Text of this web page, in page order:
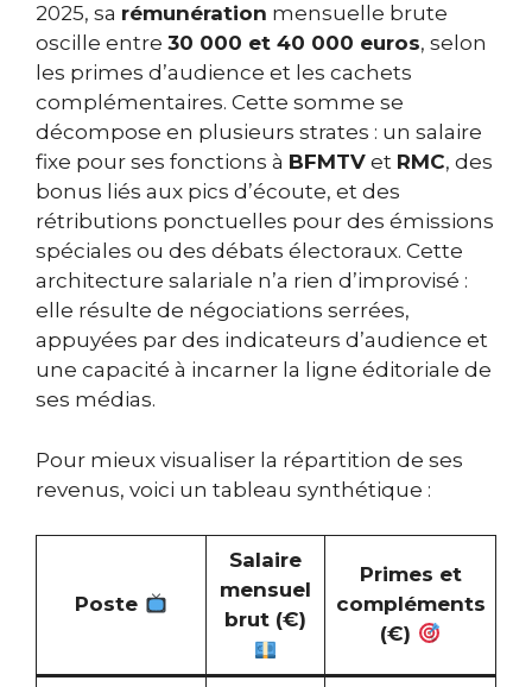
2025, sa rémunération mensuelle brute
oscille entre 30 000 et 40 000 euros, selon
les primes d’audience et les cachets
complémentaires. Cette somme se
décompose en plusieurs strates : un salaire
fixe pour ses fonctions à BFMTV et RMC, des
bonus liés aux pics d’écoute, et des
rétributions ponctuelles pour des émissions
spéciales ou des débats électoraux. Cette
architecture salariale n’a rien d’improvisé :
elle résulte de négociations serrées,
appuyées par des indicateurs d’audience et
une capacité à incarner la ligne éditoriale de
ses médias.
Pour mieux visualiser la répartition de ses
revenus, voici un tableau synthétique :
Poste
Salaire
mensuel
brut (€)
Primes et
compléments
(€)